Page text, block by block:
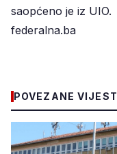
saopćeno je iz UIO.
federalna.ba
POVEZANE VIJESTI